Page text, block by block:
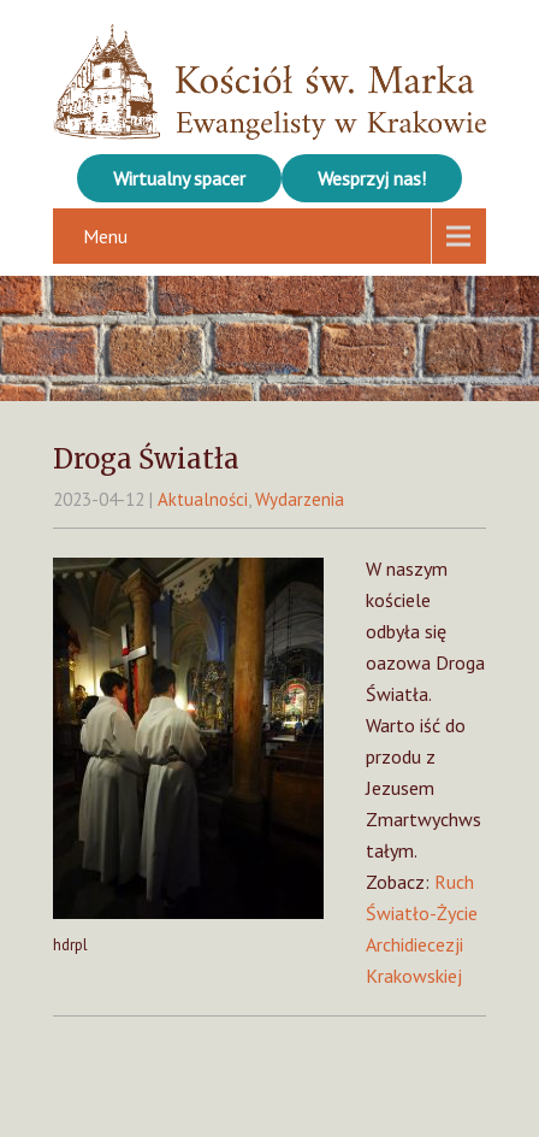
Wirtualny spacer Wesprzyj nas!
Menu
Droga Światła
2023-04-12 | Aktualności Wydarzenia
hdrpl
W naszym
kościele
odbyła się
oazowa Droga
Światła.
Warto iść do
przodu z
Jezusem
Zmartwychws
tałym.
Zobacz: Ruch
Światło-Życie
Archidiecezji
Krakowskiej